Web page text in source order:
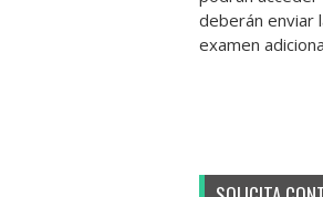
deberán enviar
examen